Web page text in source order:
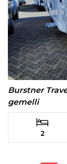
Burstner
gemelli
2